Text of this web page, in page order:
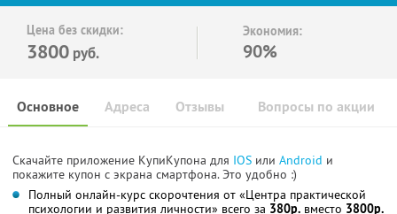
Цена без скидки:
3800 руб.
Экономия:
90%
Основное Отзывы Вопросы по акции
Адреса
Скачайте приложение КупиКупона для IOS или Android и
покажите купон с экрана смартфона. Это удобно :)
Полный онлайн-курс скорочтения от «Центра практической
психологии и развития личности» всего за 380р. вместо 3800р.